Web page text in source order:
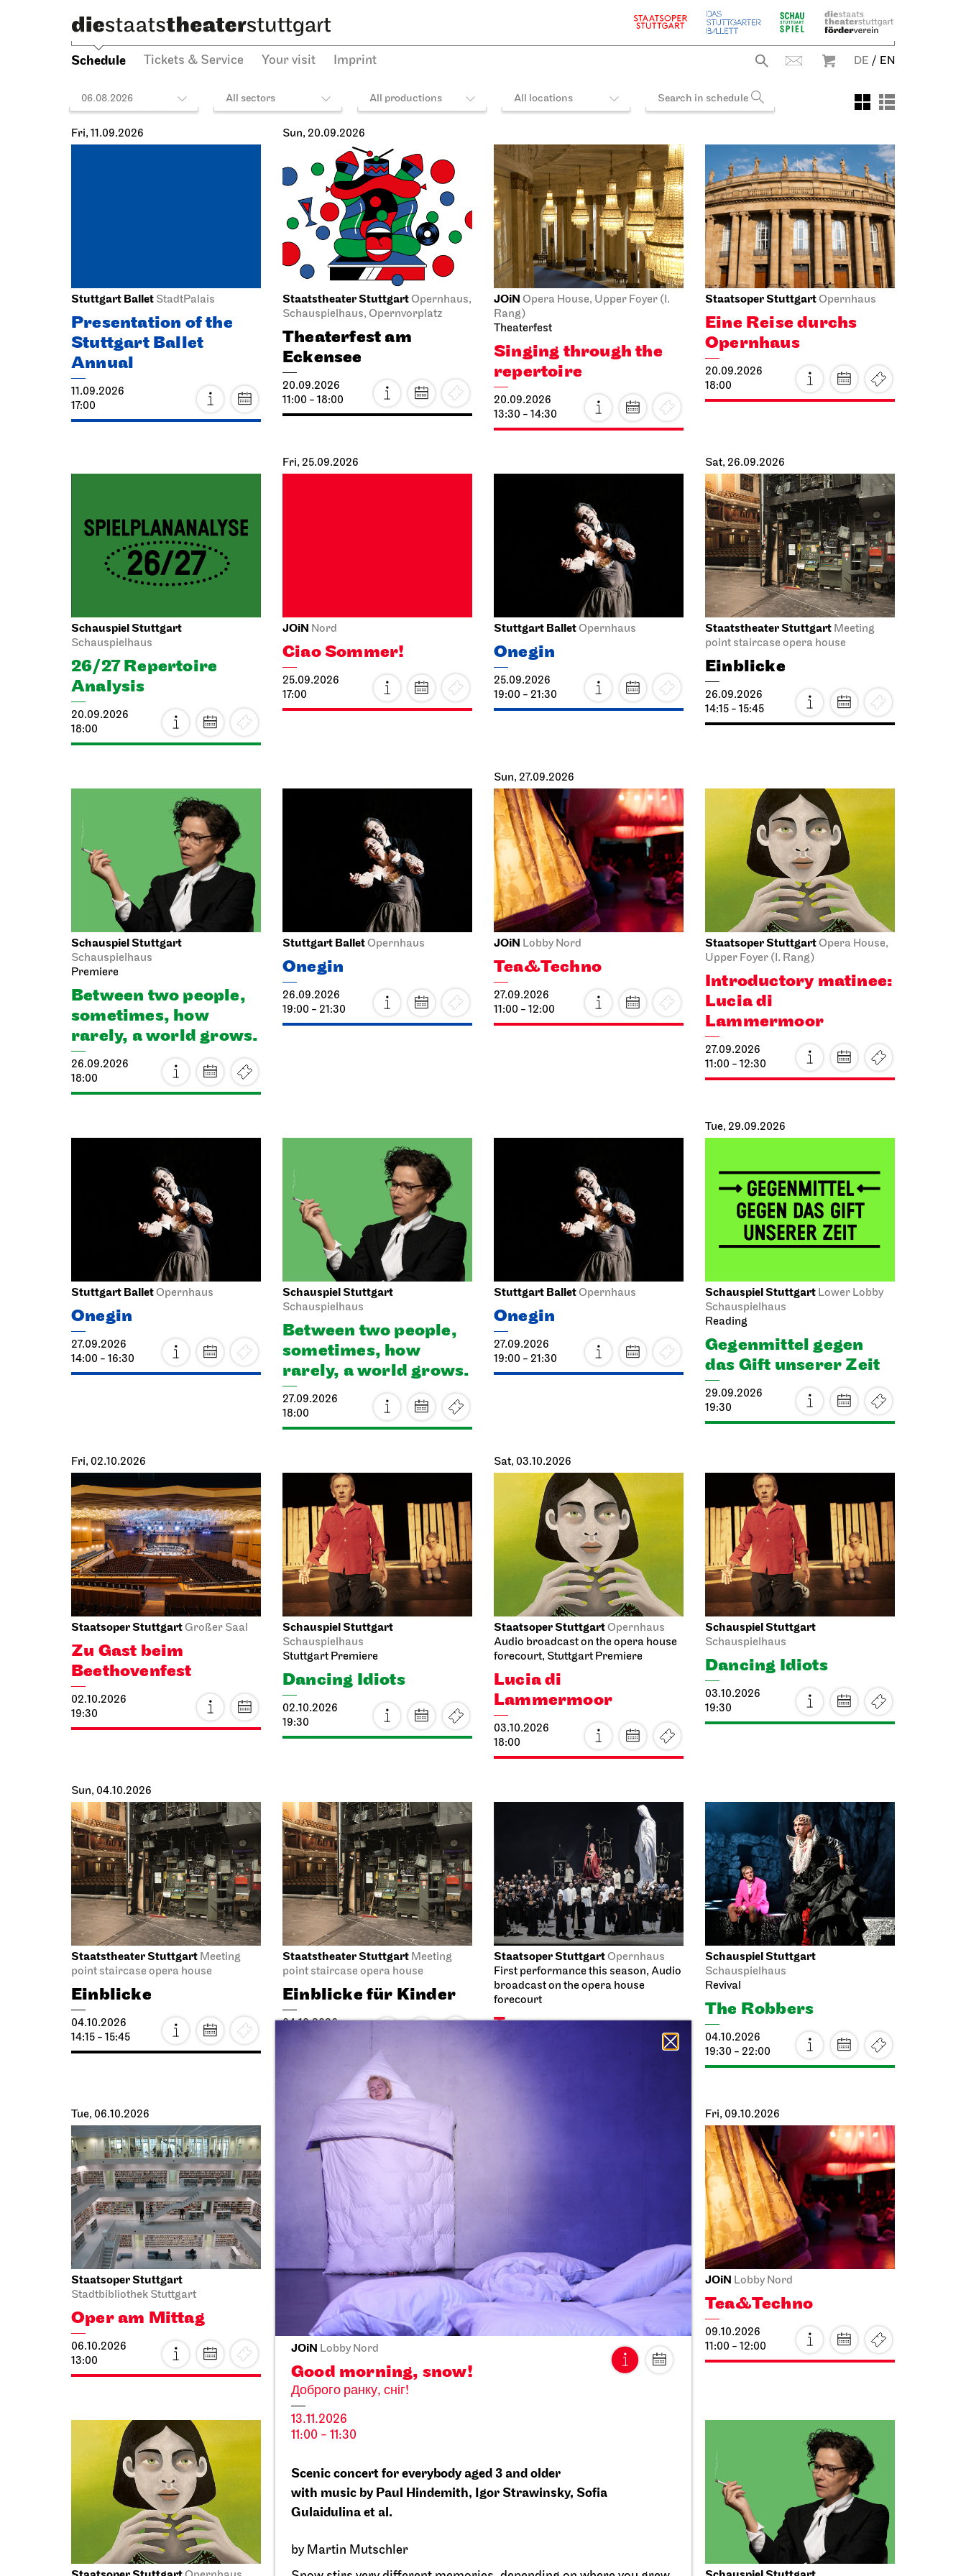
JOiN Lobby Nord
Good morning, snow!
Доброго ранку, сніг!
13.11.2026
11:00 - 11:30
Scenic concert for everybody aged 3 and older
with music by Paul Hindemith, Igor Strawinsky, Sofia
Gulaidulina et al.
by Martin Mutschler
Schedule Tickets & Service Your visit Imprint DE / EN
06.08.2026 All sectors All productions All locations
Fri, 11.09.2026
Stuttgart Ballet StadtPalais
Presentation of the
Stuttgart Ballet
Annual
11.09.2026
17:00
Sun, 20.09.2026
Staatstheater StuttgartOpernhaus,
Schauspielhaus, Opernvorplatz
Theaterfest am
Eckensee
20.09.2026
11:00 - 18:00
JOiN Opera House, Upper Foyer (I.
Rang)
Theaterfest
Singing through the
repertoire
20.09.2026
13:30 - 14:30
Staatsoper StuttgartOpernhaus
Eine Reise durchs
Opernhaus
20.09.2026
18:00
Schauspiel Stuttgart
Schauspielhaus
26/27 Repertoire
Analysis
20.09.2026
18:00
Fri, 25.09.2026
JOiN Nord
Ciao Sommer!
25.09.2026
17:00
Stuttgart BalletOpernhaus
Onegin
25.09.2026
19:00 - 21:30
Sat, 26.09.2026
Staatstheater Stuttgart Meeting
point staircase opera house
Einblicke
26.09.2026
14:15 - 15:45
Schauspiel Stuttgart
Schauspielhaus
Premiere
Between two people,
sometimes, how
rarely, a world grows.
26.09.2026
18:00
Stuttgart BalletOpernhaus
Onegin
26.09.2026
19:00 - 21:30
Sun, 27.09.2026
JOiN Lobby Nord
Tea&Techno
27.09.2026
11:00 - 12:00
Staatsoper StuttgartOpera House,
Upper Foyer (I. Rang)
Introductory matinee:
Lucia di
Lammermoor
27.09.2026
11:00 - 12:30
Stuttgart BalletOpernhaus
Onegin
27.09.2026
14:00 - 16:30
Schauspiel Stuttgart
Schauspielhaus
Between two people,
sometimes, how
rarely, a world grows.
27.09.2026
18:00
Stuttgart BalletOpernhaus
Onegin
27.09.2026
19:00 - 21:30
Tue, 29.09.2026
Schauspiel Stuttgart Lower Lobby
Schauspielhaus
Reading
Gegenmittel gegen
das Gift unserer Zeit
29.09.2026
19:30
Fri, 02.10.2026
Staatsoper StuttgartGroßer Saal
Zu Gast beim
Beethovenfest
02.10.2026
19:30
Schauspiel Stuttgart
Schauspielhaus
Stuttgart Premiere
Dancing Idiots
02.10.2026
19:30
Sat, 03.10.2026
Staatsoper StuttgartOpernhaus
Audio broadcast on the opera house
forecourt, Stuttgart Premiere
Lucia di
Lammermoor
03.10.2026
18:00
Schauspiel Stuttgart
Schauspielhaus
Dancing Idiots
03.10.2026
19:30
Sun, 04.10.2026
Staatstheater Stuttgart Meeting
point staircase opera house
Einblicke
04.10.2026
14:15 - 15:45
Staatstheater Stuttgart Meeting
point staircase opera house
Einblicke für Kinder
04.10.2026
Staatsoper StuttgartOpernhaus
First performance this season, Audio
broadcast on the opera house
forecourt
Tosca
Schauspiel Stuttgart
Schauspielhaus
Revival
The Robbers
04.10.2026
19:30 - 22:00
Tue, 06.10.2026
Staatsoper Stuttgart
Stadtbibliothek Stuttgart
Oper am Mittag
06.10.2026
13:00
Staatsoper StuttgartSide room of
the canteen
Reading libretti
06.10.2026
Staatsoper Stuttgart
Opernhaus
First performance this season
I Did It My Way
Fri, 09.10.2026
JOiN Lobby Nord
Tea&Techno
09.10.2026
11:00 - 12:00
Sat, 10.10.2026